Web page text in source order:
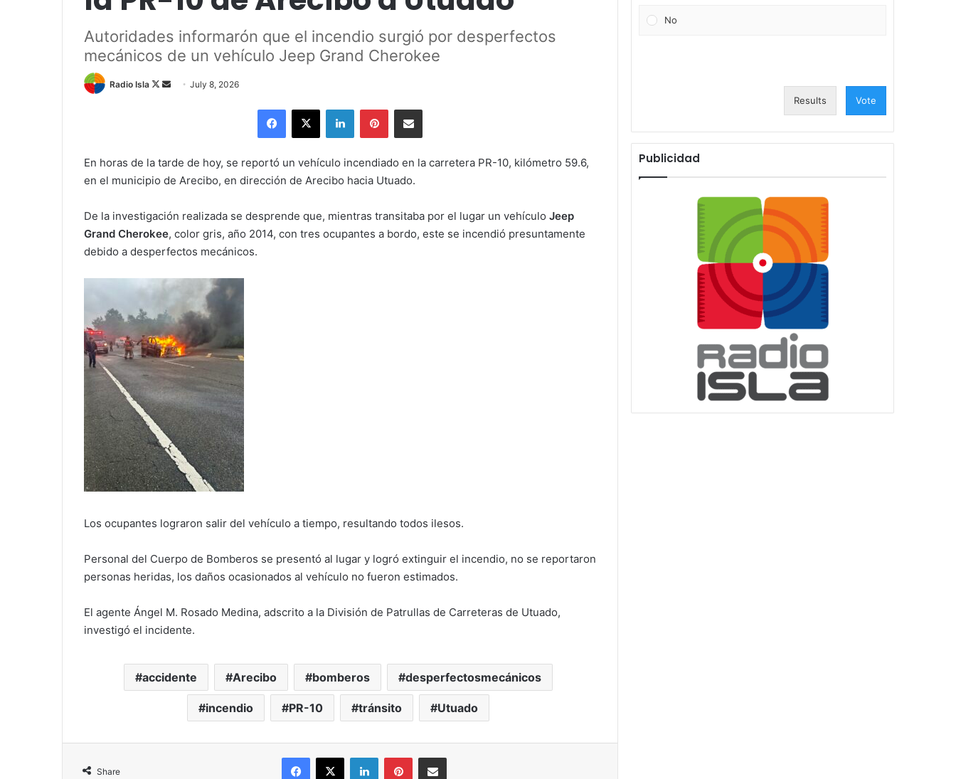
Autoridades informarón que el incendio surgió por desperfectos
mecánicos de un vehículo Jeep Grand Cherokee
Radio Isla
Follow
Send July 8, 2026
Facebook
X LinkedInPinterestShare via Email
En horas de la tarde de hoy, se reportó un vehículo incendiado en la carretera PR-10, kilómetro 59.6,
en el municipio de Arecibo, en dirección de Arecibo hacia Utuado.
De la investigación realizada se desprende que, mientras transitaba por el lugar un vehículo Jeep
Grand Cherokee, color gris, año 2014, con tres ocupantes a bordo, este se incendió presuntamente
debido a desperfectos mecánicos.
Los ocupantes lograron salir del vehículo a tiempo, resultando todos ilesos.
Personal del Cuerpo de Bomberos se presentó al lugar y logró extinguir el incendio, no se reportaron
personas heridas, los daños ocasionados al vehículo no fueron estimados.
El agente Ángel M. Rosado Medina, adscrito a la División de Patrullas de Carreteras de Utuado,
investigó el incidente.
accidente Arecibo bomberos desperfectosmecánicos
incendio PR-10 tránsito Utuado
Share
Facebook
X LinkedInPinterestShare via Email
No
Results Vote
Publicidad